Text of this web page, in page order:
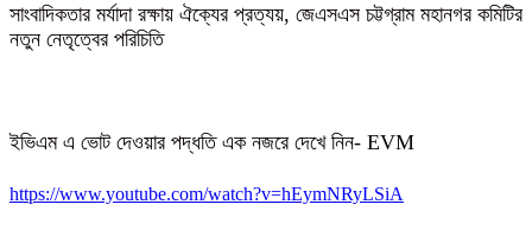
সাংবাদিকতার মর্যাদা রক্ষায় ঐক্যের প্রত্যয়, জেএসএস চট্টগ্রাম মহানগর কমিটির
নতুন নেতৃত্বের পরিচিতি
ইভিএম এ ভোট দেওয়ার পদ্ধতি এক নজরে দেখে নিন- EVM
https://www.youtube.com/watch?v=hEymNRyLSiA